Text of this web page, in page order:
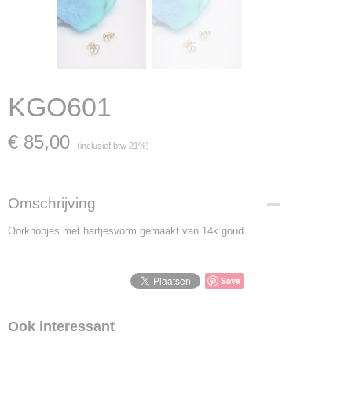
KGO601
€ 85,00 (inclusief btw 21%)
Omschrijving
Oorknopjes met hartjesvorm gemaakt van 14k goud.
Save
Ook interessant